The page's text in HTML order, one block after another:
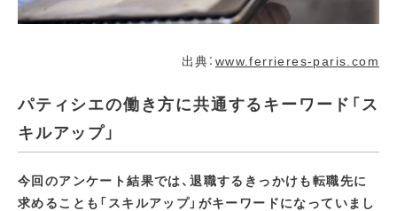
出典： www.ferrieres-paris.com
パティシエの働き方に共通するキーワード「ス
キルアップ」
今回のアンケート結果では、退職するきっかけも転職先に
求めることも「スキルアップ」がキーワードになっていまし